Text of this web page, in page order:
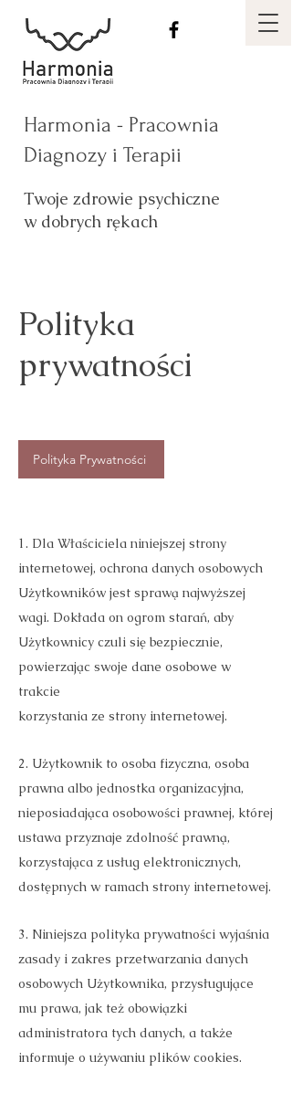
Harmonia - Pracownia
Diagnozy i Terapii
Twoje zdrowie psychiczne
w dobrych rękach
Polityka Prywatności
Polityka
prywatności
1. Dla Właściciela niniejszej strony
internetowej, ochrona danych osobowych
Użytkowników jest sprawą najwyższej
wagi. Dokłada on ogrom starań, aby
Użytkownicy czuli się bezpiecznie,
powierzając swoje dane osobowe w
trakcie
korzystania ze strony internetowej.
2. Użytkownik to osoba fizyczna, osoba
prawna albo jednostka organizacyjna,
nieposiadająca osobowości prawnej, której
ustawa przyznaje zdolność prawną,
korzystająca z usług elektronicznych,
dostępnych w ramach strony internetowej.
3. Niniejsza polityka prywatności wyjaśnia
zasady i zakres przetwarzania danych
osobowych Użytkownika, przysługujące
mu prawa, jak też obowiązki
administratora tych danych, a także
informuje o używaniu plików cookies.